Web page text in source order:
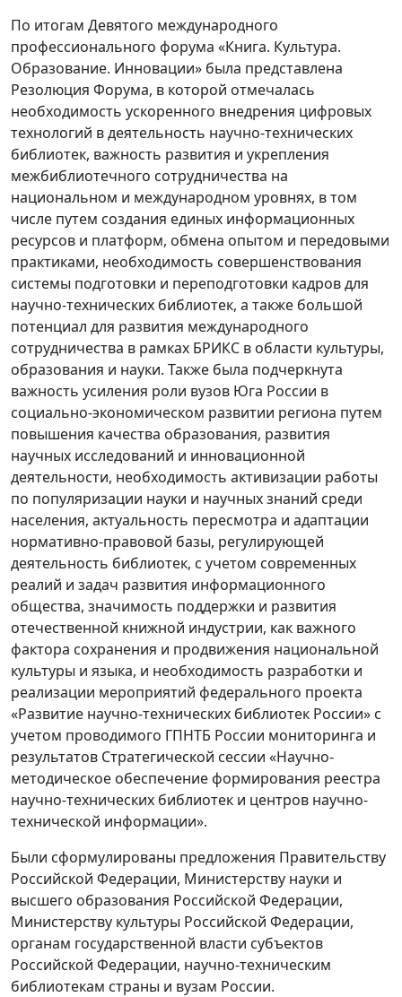
По итогам Девятого международного
профессионального форума «Книга. Культура.
Образование. Инновации» была представлена
Резолюция Форума, в которой отмечалась
необходимость ускоренного внедрения цифровых
технологий в деятельность научно-технических
библиотек, важность развития и укрепления
межбиблиотечного сотрудничества на
национальном и международном уровнях, в том
числе путем создания единых информационных
ресурсов и платформ, обмена опытом и передовыми
практиками, необходимость совершенствования
системы подготовки и переподготовки кадров для
научно-технических библиотек, а также большой
потенциал для развития международного
сотрудничества в рамках БРИКС в области культуры,
образования и науки. Также была подчеркнута
важность усиления роли вузов Юга России в
социально-экономическом развитии региона путем
повышения качества образования, развития
научных исследований и инновационной
деятельности, необходимость активизации работы
по популяризации науки и научных знаний среди
населения, актуальность пересмотра и адаптации
нормативно-правовой базы, регулирующей
деятельность библиотек, с учетом современных
реалий и задач развития информационного
общества, значимость поддержки и развития
отечественной книжной индустрии, как важного
фактора сохранения и продвижения национальной
культуры и языка, и необходимость разработки и
реализации мероприятий федерального проекта
«Развитие научно-технических библиотек России» с
учетом проводимого ГПНТБ России мониторинга и
результатов Стратегической сессии «Научно-
методическое обеспечение формирования реестра
научно-технических библиотек и центров научно-
технической информации».
Были сформулированы предложения Правительству
Российской Федерации, Министерству науки и
высшего образования Российской Федерации,
Министерству культуры Российской Федерации,
органам государственной власти субъектов
Российской Федерации, научно-техническим
библиотекам страны и вузам России.